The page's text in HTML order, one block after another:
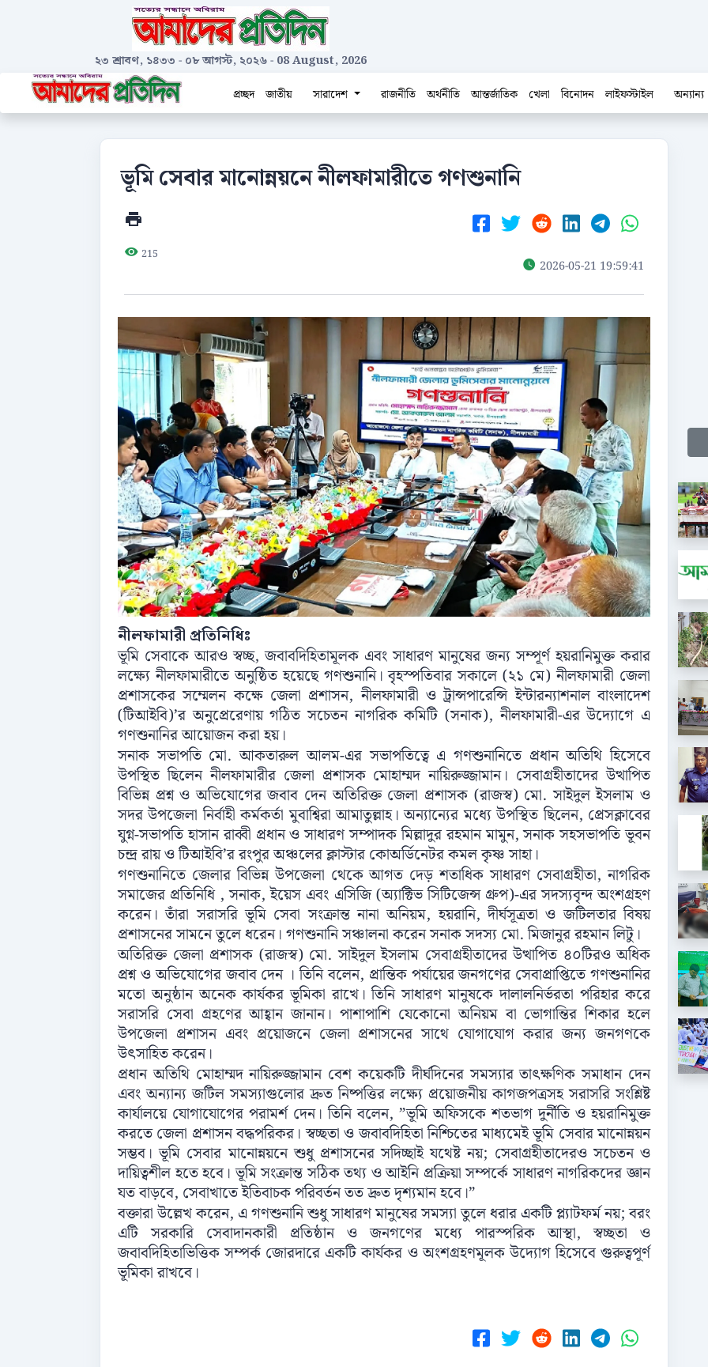
২৩ শ্রাবণ, ১৪৩৩ - ০৮ আগস্ট, ২০২৬- 08 August, 2026
প্রচ্ছদ
জাতীয় সারাদেশ রাজনীতি অর্থনীতি আন্তর্জাতিক খেলা বিনোদন লাইফস্টাইল অন্যান্য
ভূমি সেবার মানোন্নয়নে নীলফামারীতে গণশুনানি
215
2026-05-21 19:59:41
নীলফামারী প্রতিনিধিঃ
ভূমি সেবাকে আরও স্বচ্ছ, জবাবদিহিতামূলক এবং সাধারণ মানুষের জন্য সম্পূর্ণ হয়রানিমুক্ত করার
লক্ষ্যে নীলফামারীতে অনুষ্ঠিত হয়েছে গণশুনানি। বৃহস্পতিবার সকালে (২১ মে) নীলফামারী জেলা
প্রশাসকের সম্মেলন কক্ষে জেলা প্রশাসন, নীলফামারী ও ট্রান্সপারেন্সি ইন্টারন্যাশনাল বাংলাদেশ
(টিআইবি)’র অনুপ্রেরেণায় গঠিত সচেতন নাগরিক কমিটি (সনাক), নীলফামারী-এর উদ্যোগে এ
গণশুনানির আয়োজন করা হয়।
সনাক সভাপতি মো. আকতারুল আলম-এর সভাপতিত্বে এ গণশুনানিতে প্রধান অতিথি হিসেবে
উপস্থিত ছিলেন নীলফামারীর জেলা প্রশাসক মোহাম্মদ নায়িরুজ্জামান। সেবাগ্রহীতাদের উত্থাপিত
বিভিন্ন প্রশ্ন ও অভিযোগের জবাব দেন অতিরিক্ত জেলা প্রশাসক (রাজস্ব) মো. সাইদুল ইসলাম ও
সদর উপজেলা নির্বাহী কর্মকর্তা মুবাশ্বিরা আমাতুল্লাহ। অন্যান্যের মধ্যে উপস্থিত ছিলেন, প্রেসক্লাবের
যুগ্ন-সভাপতি হাসান রাব্বী প্রধান ও সাধারণ সম্পাদক মিল্লাদুর রহমান মামুন, সনাক সহসভাপতি ভূবন
চন্দ্র রায় ও টিআইবি’র রংপুর অঞ্চলের ক্লাস্টার কোঅর্ডিনেটর কমল কৃষ্ণ সাহা।
গণশুনানিতে জেলার বিভিন্ন উপজেলা থেকে আগত দেড় শতাধিক সাধারণ সেবাগ্রহীতা, নাগরিক
সমাজের প্রতিনিধি , সনাক, ইয়েস এবং এসিজি (অ্যাক্টিভ সিটিজেন্স গ্রুপ)-এর সদস্যবৃন্দ অংশগ্রহণ
করেন। তাঁরা সরাসরি ভূমি সেবা সংক্রান্ত নানা অনিয়ম, হয়রানি, দীর্ঘসূত্রতা ও জটিলতার বিষয়
প্রশাসনের সামনে তুলে ধরেন। গণশুনানি সঞ্চালনা করেন সনাক সদস্য মো. মিজানুর রহমান লিটু।
অতিরিক্ত জেলা প্রশাসক (রাজস্ব) মো. সাইদুল ইসলাম সেবাগ্রহীতাদের উত্থাপিত ৪০টিরও অধিক
প্রশ্ন ও অভিযোগের জবাব দেন । তিনি বলেন, প্রান্তিক পর্যায়ের জনগণের সেবাপ্রাপ্তিতে গণশুনানির
মতো অনুষ্ঠান অনেক কার্যকর ভূমিকা রাখে। তিনি সাধারণ মানুষকে দালালনির্ভরতা পরিহার করে
সরাসরি সেবা গ্রহণের আহ্বান জানান। পাশাপাশি যেকোনো অনিয়ম বা ভোগান্তির শিকার হলে
উপজেলা প্রশাসন এবং প্রয়োজনে জেলা প্রশাসনের সাথে যোগাযোগ করার জন্য জনগণকে
উৎসাহিত করেন।
প্রধান অতিথি মোহাম্মদ নায়িরুজ্জামান বেশ কয়েকটি দীর্ঘদিনের সমস্যার তাৎক্ষণিক সমাধান দেন
এবং অন্যান্য জটিল সমস্যাগুলোর দ্রুত নিষ্পত্তির লক্ষ্যে প্রয়োজনীয় কাগজপত্রসহ সরাসরি সংশ্লিষ্ট
কার্যালয়ে যোগাযোগের পরামর্শ দেন। তিনি বলেন, ”ভূমি অফিসকে শতভাগ দুর্নীতি ও হয়রানিমুক্ত
করতে জেলা প্রশাসন বদ্ধপরিকর। স্বচ্ছতা ও জবাবদিহিতা নিশ্চিতের মাধ্যমেই ভূমি সেবার মানোন্নয়ন
সম্ভব। ভূমি সেবার মানোন্নয়নে শুধু প্রশাসনের সদিচ্ছাই যথেষ্ট নয়; সেবাগ্রহীতাদেরও সচেতন ও
দায়িত্বশীল হতে হবে। ভূমি সংক্রান্ত সঠিক তথ্য ও আইনি প্রক্রিয়া সম্পর্কে সাধারণ নাগরিকদের জ্ঞান
যত বাড়বে, সেবাখাতে ইতিবাচক পরিবর্তন তত দ্রুত দৃশ্যমান হবে।”
বক্তারা উল্লেখ করেন, এ গণশুনানি শুধু সাধারণ মানুষের সমস্যা তুলে ধরার একটি প্ল্যাটফর্ম নয়; বরং
এটি সরকারি সেবাদানকারী প্রতিষ্ঠান ও জনগণের মধ্যে পারস্পরিক আস্থা, স্বচ্ছতা ও
জবাবদিহিতাভিত্তিক সম্পর্ক জোরদারে একটি কার্যকর ও অংশগ্রহণমূলক উদ্যোগ হিসেবে গুরুত্বপূর্ণ
ভূমিকা রাখবে।